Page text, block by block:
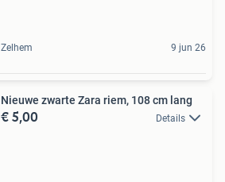
Zelhem 9 jun 26
Nieuwe zwarte Zara riem, 108 cm lang
€ 5,00 Details